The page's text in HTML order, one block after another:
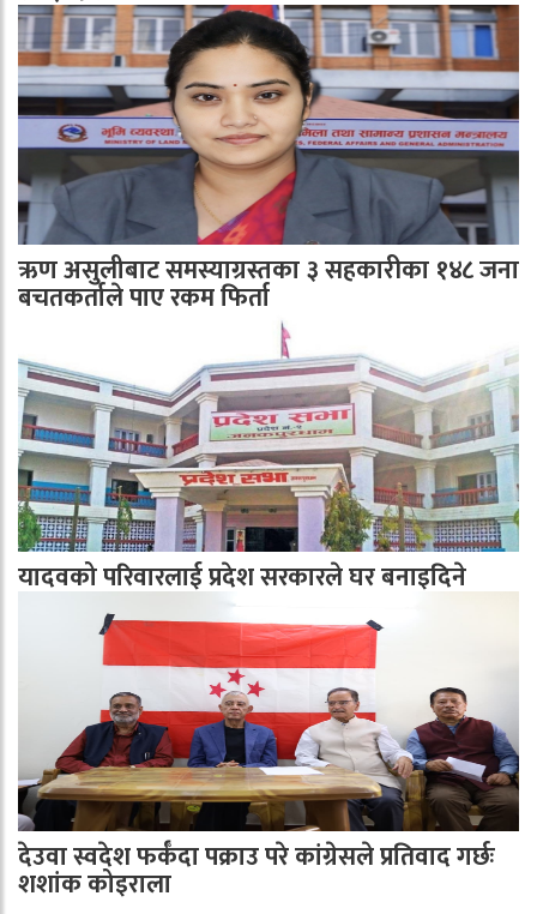
ऋण असुलीबाट समस्याग्रस्तका ३ सहकारीका १४८ जना
बचतकर्ताले पाए रकम फिर्ता
यादवको परिवारलाई प्रदेश सरकारले घर बनाइदिने
देउवा स्वदेश फर्कँदा पक्राउ परे कांग्रेसले प्रतिवाद गर्छः
शशांक कोइराला